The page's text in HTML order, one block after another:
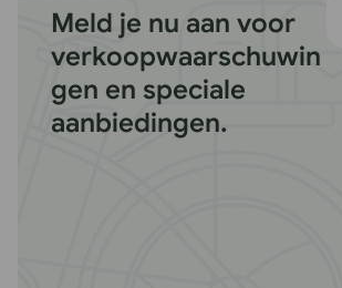
Meld je nu aan voor
verkoopwaarschuwin
gen en speciale
aanbiedingen.